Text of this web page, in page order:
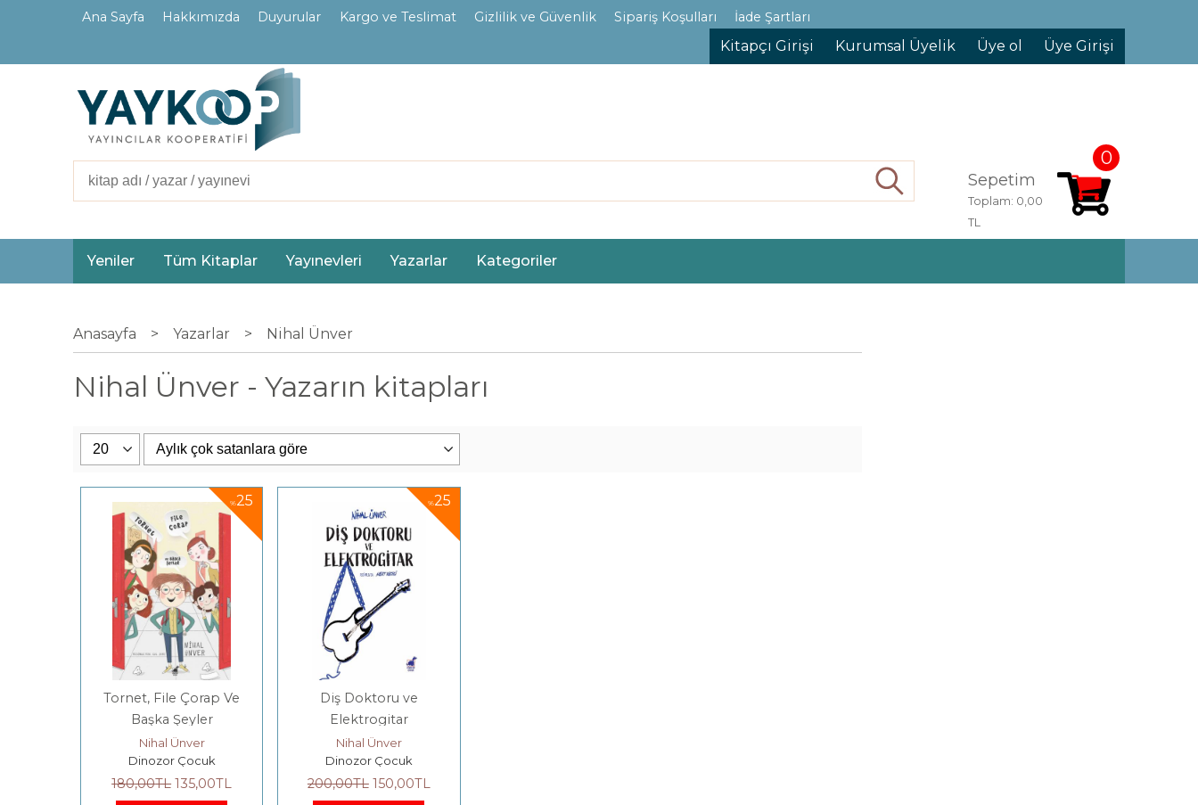
Ana Sayfa Hakkımızda Duyurular Kargo ve Teslimat Gizlilik ve Güvenlik Sipariş Koşulları İade Şartları
Kitapçı Girişi Kurumsal Üyelik Üye ol Üye Girişi
Sepetim
0
Toplam: 0,00
TL
Yeniler Tüm Kitaplar Yayınevleri Yazarlar Kategoriler
Anasayfa > Yazarlar > Nihal Ünver
Nihal Ünver - Yazarın kitapları
%25
Tornet, File Çorap Ve
Başka Şeyler
Nihal Ünver
Dinozor Çocuk
180,00TL 135,00TL
%25
Diş Doktoru ve
Elektrogitar
Nihal Ünver
Dinozor Çocuk
200,00TL 150,00TL